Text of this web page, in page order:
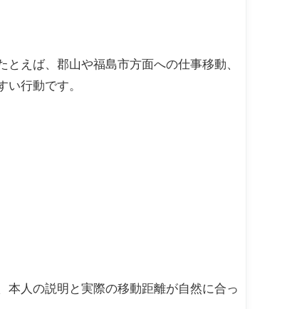
えば、郡山や福島市方面への仕事移動、
行動です。
本人の説明と実際の移動距離が自然に合っ